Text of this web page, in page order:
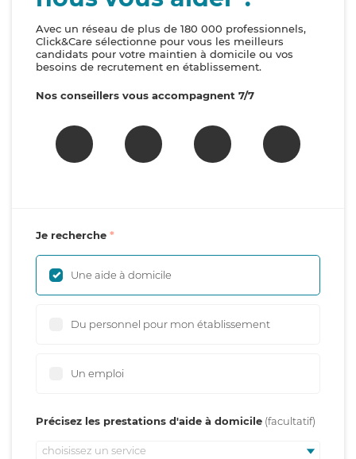
Avec un réseau de plus de 180 000 professionnels,
Click&Care sélectionne pour vous les meilleurs
candidats pour votre maintien à domicile ou vos
besoins de recrutement en établissement.
Nos conseillers vous accompagnent 7/7
Je recherche
Une aide à domicile
Du personnel pour mon établissement
Un emploi
Précisez les prestations d'aide à domicile
choisissez un service